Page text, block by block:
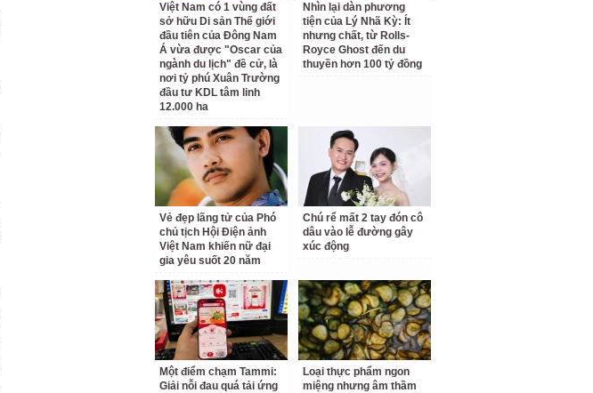
Việt Nam có 1 vùng đất
sở hữu Di sản Thế giới
đầu tiên của Đông Nam
Á vừa được "Oscar của
ngành du lịch" đề cử, là
nơi tỷ phú Xuân Trường
đầu tư KDL tâm linh
12.000 ha
Nhìn lại dàn phương
tiện của Lý Nhã Kỳ: Ít
nhưng chất, từ Rolls-
Royce Ghost đến du
thuyền hơn 100 tỷ đồng
Vẻ đẹp lãng tử của Phó
chủ tịch Hội Điện ảnh
Việt Nam khiến nữ đại
gia yêu suốt 20 năm
Chú rể mất 2 tay đón cô
dâu vào lễ đường gây
xúc động
Một điểm chạm Tammi:
Giải nỗi đau quá tải ứng
Loại thực phẩm ngon
miệng nhưng âm thầm